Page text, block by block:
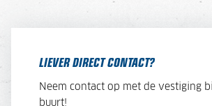
LIEVER DIRECT CONTACT?
Neem contact op met de vestiging
buurt!